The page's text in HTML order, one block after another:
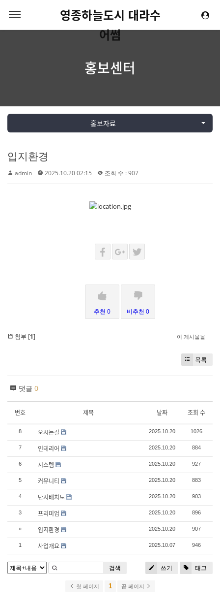
영종하늘도시 대라수
어썸
홍보센터
홍보자료
입지환경
admin 2025.10.20 02:15 조회 수 : 907
추천 0 비추천 0
첨부 [1] 이 게시물을
목록
댓글 0
번호 제목 날짜 조회 수
8 오시는길 2025.10.20 1026
7 인테리어 2025.10.20 884
6 시스템 2025.10.20 927
5 커뮤니티 2025.10.20 883
4 단지배치도 2025.10.20 903
3 프리미엄 2025.10.20 896
» 입지환경 2025.10.20 907
1 사업개요 2025.10.07 946
쓰기 태그
검색
첫 페이지 1 끝 페이지